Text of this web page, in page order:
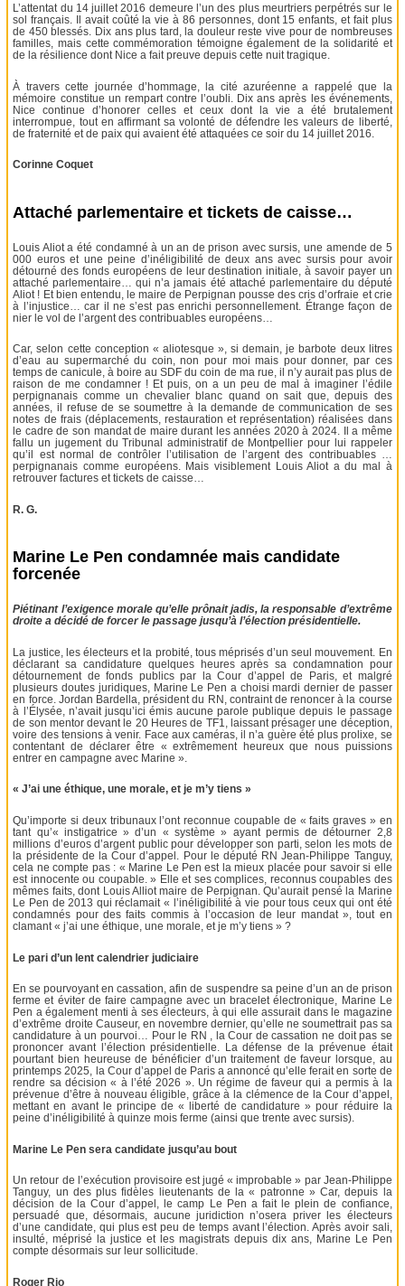
L’attentat du 14 juillet 2016 demeure l’un des plus meurtriers perpétrés sur le
sol français. Il avait coûté la vie à 86 personnes, dont 15 enfants, et fait plus
de 450 blessés. Dix ans plus tard, la douleur reste vive pour de nombreuses
familles, mais cette commémoration témoigne également de la solidarité et
de la résilience dont Nice a fait preuve depuis cette nuit tragique.
À travers cette journée d’hommage, la cité azuréenne a rappelé que la
mémoire constitue un rempart contre l’oubli. Dix ans après les événements,
Nice continue d’honorer celles et ceux dont la vie a été brutalement
interrompue, tout en affirmant sa volonté de défendre les valeurs de liberté,
de fraternité et de paix qui avaient été attaquées ce soir du 14 juillet 2016.
Corinne Coquet
Attaché parlementaire et tickets de caisse…
Louis Aliot a été condamné à un an de prison avec sursis, une amende de 5
000 euros et une peine d’inéligibilité de deux ans avec sursis pour avoir
détourné des fonds européens de leur destination initiale, à savoir payer un
attaché parlementaire… qui n’a jamais été attaché parlementaire du député
Aliot ! Et bien entendu, le maire de Perpignan pousse des cris d’orfraie et crie
à l’injustice… car il ne s’est pas enrichi personnellement. Étrange façon de
nier le vol de l’argent des contribuables européens…
Car, selon cette conception « aliotesque », si demain, je barbote deux litres
d’eau au supermarché du coin, non pour moi mais pour donner, par ces
temps de canicule, à boire au SDF du coin de ma rue, il n’y aurait pas plus de
raison de me condamner ! Et puis, on a un peu de mal à imaginer l’édile
perpignanais comme un chevalier blanc quand on sait que, depuis des
années, il refuse de se soumettre à la demande de communication de ses
notes de frais (déplacements, restauration et représentation) réalisées dans
le cadre de son mandat de maire durant les années 2020 à 2024. Il a même
fallu un jugement du Tribunal administratif de Montpellier pour lui rappeler
qu’il est normal de contrôler l’utilisation de l’argent des contribuables …
perpignanais comme européens. Mais visiblement Louis Aliot a du mal à
retrouver factures et tickets de caisse…
R. G.
Marine Le Pen condamnée mais candidate
forcenée
Piétinant l’exigence morale qu’elle prônait jadis, la responsable d’extrême
droite a décidé de forcer le passage jusqu’à l’élection présidentielle.
La justice, les électeurs et la probité, tous méprisés d’un seul mouvement. En
déclarant sa candidature quelques heures après sa condamnation pour
détournement de fonds publics par la Cour d’appel de Paris, et malgré
plusieurs doutes juridiques, Marine Le Pen a choisi mardi dernier de passer
en force. Jordan Bardella, président du RN, contraint de renoncer à la course
à l’Élysée, n’avait jusqu’ici émis aucune parole publique depuis le passage
de son mentor devant le 20 Heures de TF1, laissant présager une déception,
voire des tensions à venir. Face aux caméras, il n’a guère été plus prolixe, se
contentant de déclarer être « extrêmement heureux que nous puissions
entrer en campagne avec Marine ».
« J’ai une éthique, une morale, et je m’y tiens »
Qu’importe si deux tribunaux l’ont reconnue coupable de « faits graves » en
tant qu’« instigatrice » d’un « système » ayant permis de détourner 2,8
millions d’euros d’argent public pour développer son parti, selon les mots de
la présidente de la Cour d’appel. Pour le député RN Jean-Philippe Tanguy,
cela ne compte pas : « Marine Le Pen est la mieux placée pour savoir si elle
est innocente ou coupable. » Elle et ses complices, reconnus coupables des
mêmes faits, dont Louis Alliot maire de Perpignan. Qu’aurait pensé la Marine
Le Pen de 2013 qui réclamait « l’inéligibilité à vie pour tous ceux qui ont été
condamnés pour des faits commis à l’occasion de leur mandat », tout en
clamant « j’ai une éthique, une morale, et je m’y tiens » ?
Le pari d’un lent calendrier judiciaire
En se pourvoyant en cassation, afin de suspendre sa peine d’un an de prison
ferme et éviter de faire campagne avec un bracelet électronique, Marine Le
Pen a également menti à ses électeurs, à qui elle assurait dans le magazine
d’extrême droite Causeur, en novembre dernier, qu’elle ne soumettrait pas sa
candidature à un pourvoi… Pour le RN , la Cour de cassation ne doit pas se
prononcer avant l’élection présidentielle. La défense de la prévenue était
pourtant bien heureuse de bénéficier d’un traitement de faveur lorsque, au
printemps 2025, la Cour d’appel de Paris a annoncé qu’elle ferait en sorte de
rendre sa décision « à l’été 2026 ». Un régime de faveur qui a permis à la
prévenue d’être à nouveau éligible, grâce à la clémence de la Cour d’appel,
mettant en avant le principe de « liberté de candidature » pour réduire la
peine d’inéligibilité à quinze mois ferme (ainsi que trente avec sursis).
Marine Le Pen sera candidate jusqu’au bout
Un retour de l’exécution provisoire est jugé « improbable » par Jean-Philippe
Tanguy, un des plus fidèles lieutenants de la « patronne » Car, depuis la
décision de la Cour d’appel, le camp Le Pen a fait le plein de confiance,
persuadé que, désormais, aucune juridiction n’osera priver les électeurs
d’une candidate, qui plus est peu de temps avant l’élection. Après avoir sali,
insulté, méprisé la justice et les magistrats depuis dix ans, Marine Le Pen
compte désormais sur leur sollicitude.
Roger Rio